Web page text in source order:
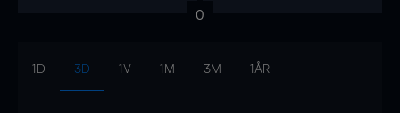
0
1D 3D 1V 1M 3M 1ÅR